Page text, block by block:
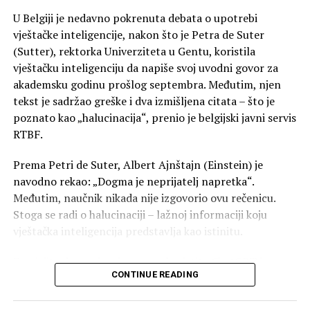
može da pruži dosta informacija o tome kako ljudi
provode svoje vrijeme.
“Ni evrospke banke nijesu u potpunosti saglasne sa
projektom uvođenja digitalnog eura u obliku koji je
predložen Evropskom parlamentu. U praksi, prema tim
planovima, građani bi mogli da drže do 3.000 eura u
digitalnom novčaniku kod ECB-a, što bi predstavljalo
siguran javni novac i, što je važno, bio bi izvan bilansa
privatnih banaka”, kazao je Popović.
Banke, naravno, strahuju od gubitka dijela depozita koji
trenutno služe kao relativno jeftin izvor finansiranja,
dodao je on.
Ipak, Popović naglašava da je digitalni euro samo jedan
zavisnosti od kartičnih giganata, te ocjenjuje da strah
nije u potpunosti opravdan.
U Belgiji je nedavno pokrenuta debata o upotrebi
vještačke inteligencije, nakon što je Petra de Suter
(Sutter), rektorka Univerziteta u Gentu, koristila
vještačku inteligenciju da napiše svoj uvodni govor za
akademsku godinu prošlog septembra. Međutim, njen
tekst je sadržao greške i dva izmišljena citata – što je
poznato kao „halucinacija“, prenio je belgijski javni servis
RTBF.
Prema Petri de Suter, Albert Ajnštajn (Einstein) je
navodno rekao: „Dogma je neprijatelj napretka“.
Međutim, naučnik nikada nije izgovorio ovu rečenicu.
Stoga se radi o halucinaciji – lažnoj informaciji koju
vještačka inteligencija predstavlja kao istinitu.
Zamislite da za pisanje govora koristite ChatGPT i
tražite da uključi citat Alberta Ajnštajna na temu
CONTINUE READING